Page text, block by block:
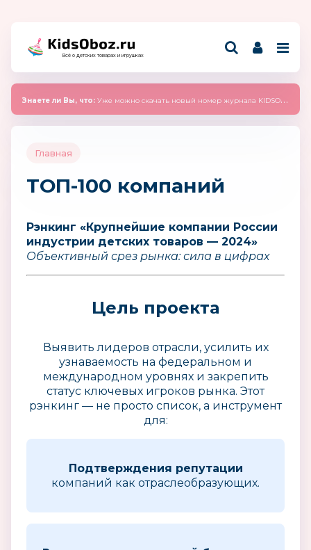
Всё о детских товарах и игрушках
Знаете ли Вы, что: Уже можно скачать новый номер журнала KIDSOBOZ 2025 (сентябрь)
Главная
ТОП-100 компаний
Рэнкинг «Крупнейшие компании России
индустрии детских товаров — 2024»
Объективный срез рынка: сила в цифрах
Цель проекта
Выявить лидеров отрасли, усилить их
узнаваемость на федеральном и
международном уровнях и закрепить
статус ключевых игроков рынка. Этот
рэнкинг — не просто список, а инструмент
для:
Подтверждения репутации
компаний как отраслеобразующих.